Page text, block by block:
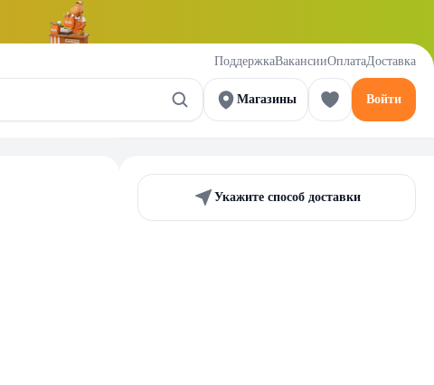
ПоддержкаВакансииОплатаДоставка
Магазины Войти
Укажите способ доставки